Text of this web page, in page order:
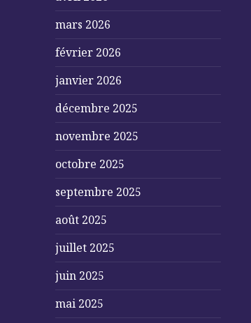
mars 2026
février 2026
janvier 2026
décembre 2025
novembre 2025
octobre 2025
septembre 2025
août 2025
juillet 2025
juin 2025
mai 2025